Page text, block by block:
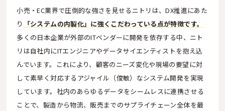
小売・EC業界で圧倒的な強さを見せるニトリは、DX推進にあた
り
「システムの内製化」に強くこだわっている点が特徴です。
多くの日本企業が外部のITベンダーに開発を依存する中、ニト
リは自社内にITエンジニアやデータサイエンティストを抱え込
んでいます。これにより、顧客のニーズ変化や現場の要望に対
して素早く対応するアジャイル（俊敏）なシステム開発を実現
しています。社内のあらゆるデータをシームレスに連携させる
ことで、製造から物流、販売までのサプライチェーン全体を最